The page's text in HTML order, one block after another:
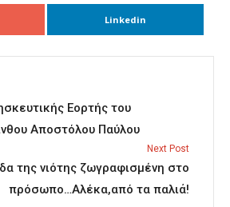
Linkedin
Εορτής του
Αποστόλου Παύλου
Next Post
της νιότης ζωγραφισμένη στο
πρόσωπο…Αλέκα,από τα παλιά!